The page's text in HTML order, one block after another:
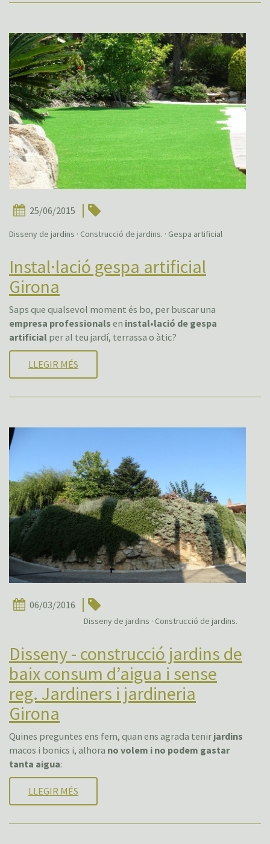
25/06/2015
Disseny de jardins · Construcció de jardins. · Gespa artificial
Instal·lació gespa artificial
Girona
Saps que qualsevol moment és bo, per buscar una
empresa professionals en instal•lació de gespa
artificial per al teu jardí, terrassa o àtic?
LLEGIR MÉS
06/03/2016
Disseny de jardins · Construcció de jardins.
Disseny - construcció jardins de
baix consum d’aigua i sense
reg. Jardiners i jardineria
Girona
Quines preguntes ens fem, quan ens agrada tenir jardins
macos i bonics i, alhora no volem i no podem gastar
tanta aigua:
LLEGIR MÉS